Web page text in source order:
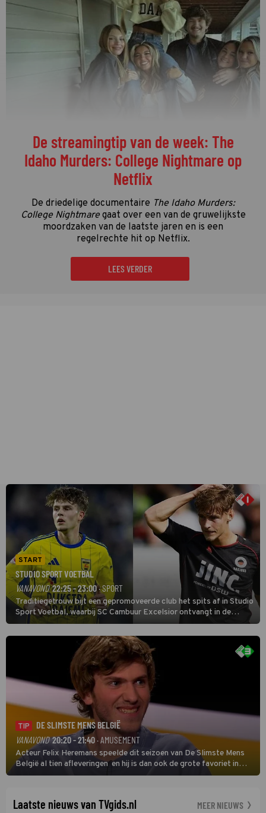
De streamingtip van de week: The
Idaho Murders: College Nightmare op
Netflix
De driedelige documentaire The Idaho Murders:
College Nightmaregaat over een van de gruwelijkste
moordzaken van de laatste jaren en is een
regelrechte hit op Netflix.
LEES VERDER
START
STUDIO SPORT VOETBAL
VANAVOND 22:25 - 23:00· SPORT
Traditiegetrouw bijt een gepromoveerde club het spits af in Studio
Sport Voetbal, waarbij SC Cambuur Excelsior ontvangt in de
eerste wedstrijd van het nieuwe Eredivisieseizoen. De nieuwe
oefenmeester is Johan Plat en hij wil aanvallend voetballen.
TIP
DE SLIMSTE MENS BELGIË
VANAVOND 20:20 - 21:40· AMUSEMENT
Acteur Felix Heremans speelde dit seizoen van De Slimste Mens
België al tien afleveringen en hij is dan ook de grote favoriet in
deze seizoensfinale. En er is Nederlandse inbreng, want komiek
Laatste nieuws van TVgids.nl MEER NIEUWS